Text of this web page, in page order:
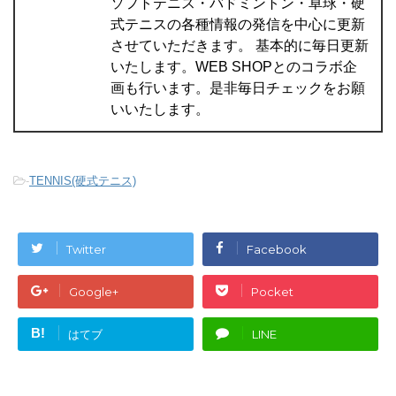
ソフトテニス・バドミントン・卓球・硬
式テニスの各種情報の発信を中心に更新
させていただきます。 基本的に毎日更新
いたします。WEB SHOPとのコラボ企
画も行います。是非毎日チェックをお願
いいたします。
-TENNIS(硬式テニス)
Twitter Facebook
Google+ Pocket
B! はてブ LINE